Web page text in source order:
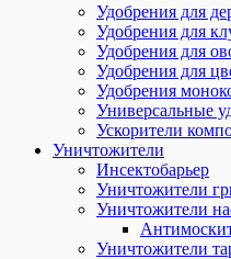
Удобрения для
Удобрения для
Удобрения для
Удобрения для
Удобрения
Универсальные
Ускорители
Уничтожители
Инсектобарьер
Уничтожители
Уничтожители
Уничтожители